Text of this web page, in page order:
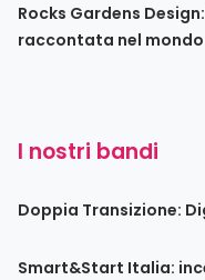
Rocks Gardens
raccontata nel
I nostri bandi
Doppia Transizione:
Smart&Start Italia: